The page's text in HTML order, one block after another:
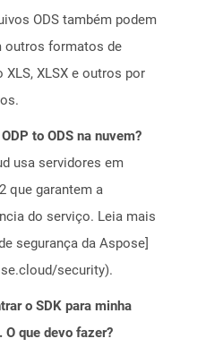
ODS também podem
outros formatos de
XLSX e outros por
to ODS na nuvem?
usa servidores em
que garantem a
do serviço. Leia mais
segurança da Aspose]
security).
o SDK para minha
O que devo fazer?